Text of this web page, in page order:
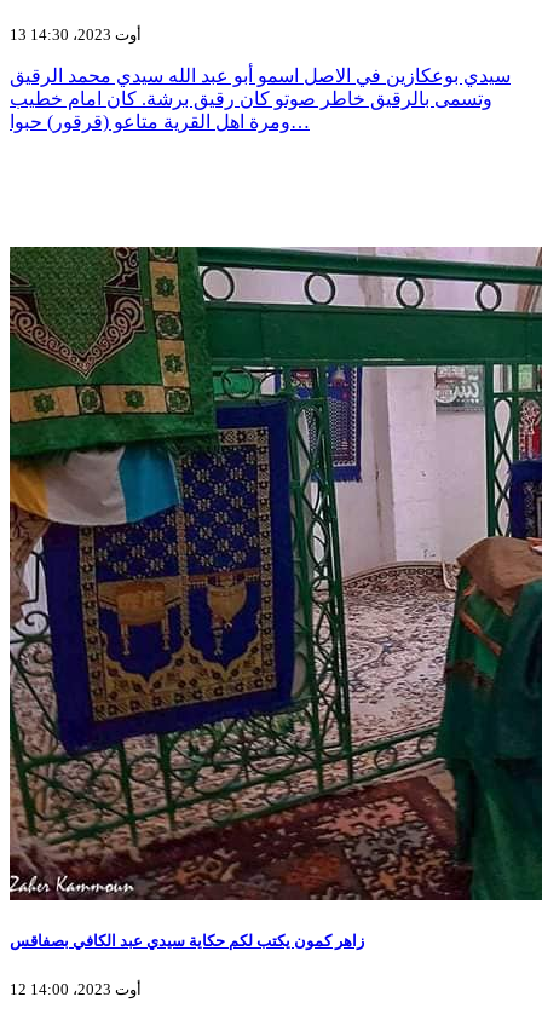
13 أوت 2023، 14:30
سيدي بوعكازين في الاصل اسمو أبو عبد الله سيدي محمد الرقيق
وتسمى بالرقيق خاطر صوتو كان رقيق برشة. كان امام خطيب
ومرة اهل القرية متاعو (قرقور) حبوا…
زاهر كمون يكتب لكم حكاية سيدي عبد الكافي بصفاقس
12 أوت 2023، 14:00